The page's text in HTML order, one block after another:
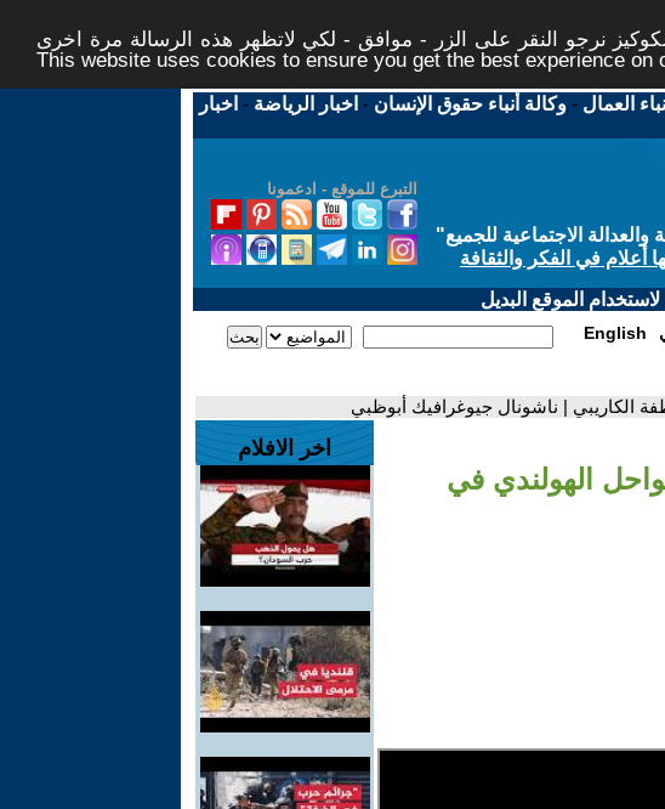
نرجو النقر على الزر - موافق - لكي لاتظهر هذه الرسالة مرة اخرى -
This website uses cookies to ensure you get the best experience on
العمال -وكالة أنباء حقوق الإنسان - اخبار الرياضة - اخبار
التبرع للموقع - ادعمونا
الاجتماعية للجميع"
أعلام في الفكر والثقافة
الموقع البديل
English
السواحل الهولندي في
اخر الافلام